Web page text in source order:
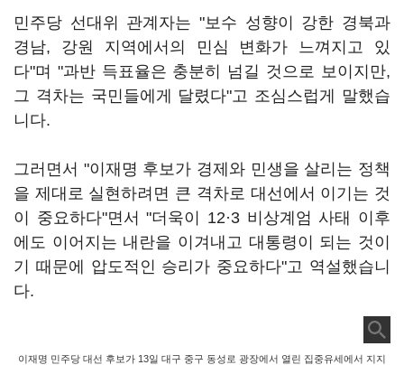
민주당 선대위 관계자는 "보수 성향이 강한 경북과
경남, 강원 지역에서의 민심 변화가 느껴지고 있
다"며 "과반 득표율은 충분히 넘길 것으로 보이지만,
그 격차는 국민들에게 달렸다"고 조심스럽게 말했습
니다.
그러면서 "이재명 후보가 경제와 민생을 살리는 정책
을 제대로 실현하려면 큰 격차로 대선에서 이기는 것
이 중요하다"면서 "더욱이 12·3 비상계엄 사태 이후
에도 이어지는 내란을 이겨내고 대통령이 되는 것이
기 때문에 압도적인 승리가 중요하다"고 역설했습니
다.
이재명 민주당 대선 후보가 13일 대구 중구 동성로 광장에서 열린 집중유세에서 지지